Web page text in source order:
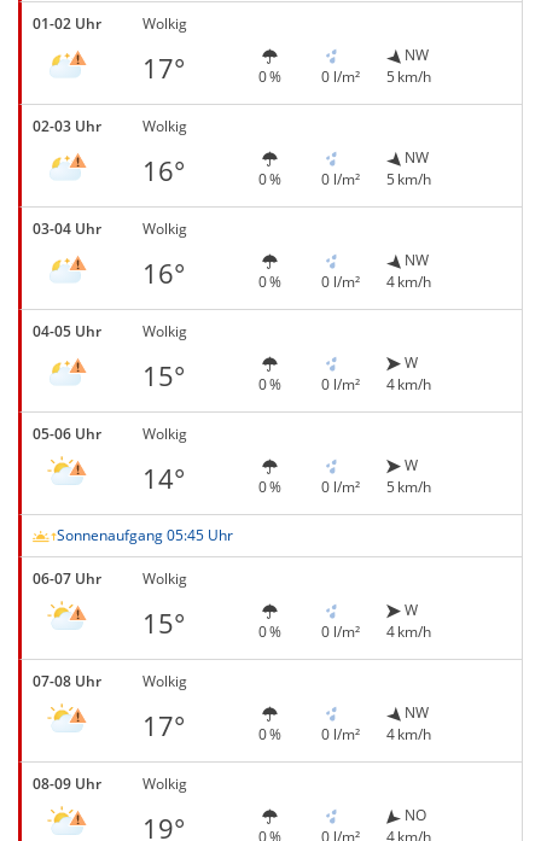
01-02 Uhr Wolkig
17° 0 % 0 l/m²
NW
5 km/h
02-03 Uhr Wolkig
16° 0 % 0 l/m²
NW
5 km/h
03-04 Uhr Wolkig
16° 0 % 0 l/m²
NW
4 km/h
04-05 Uhr Wolkig
15° 0 % 0 l/m²
W
4 km/h
05-06 Uhr Wolkig
14° 0 % 0 l/m²
W
5 km/h
Sonnenaufgang 05:45 Uhr
06-07 Uhr Wolkig
15° 0 % 0 l/m²
W
4 km/h
07-08 Uhr Wolkig
17° 0 % 0 l/m²
NW
4 km/h
08-09 Uhr Wolkig
19° 0 % 0 l/m²
NO
4 km/h